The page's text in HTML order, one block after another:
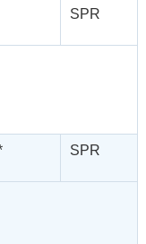
SPR
SPR